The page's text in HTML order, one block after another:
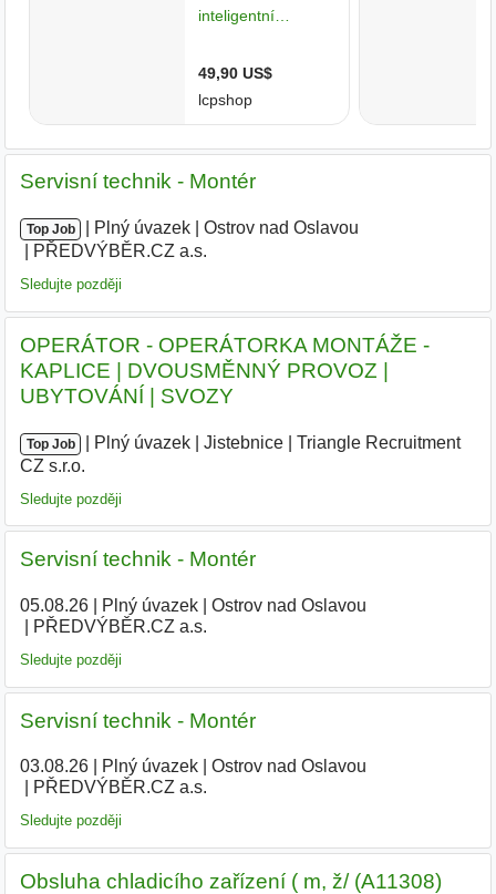
Servisní technik - Montér
Top Job Plný úvazek Ostrov nad Oslavou
PŘEDVÝBĚR.CZ a.s.
Sledujte později
OPERÁTOR - OPERÁTORKA MONTÁŽE -
KAPLICE | DVOUSMĚNNÝ PROVOZ |
UBYTOVÁNÍ | SVOZY
Top Job Plný úvazek Jistebnice
Triangle Recruitment
CZ s.r.o.
Sledujte později
Servisní technik - Montér
05.08.26| Plný úvazek| Ostrov nad Oslavou
PŘEDVÝBĚR.CZ a.s.
Sledujte později
Servisní technik - Montér
03.08.26| Plný úvazek| Ostrov nad Oslavou
PŘEDVÝBĚR.CZ a.s.
Sledujte později
Obsluha chladicího zařízení ( m, ž/ (A11308)